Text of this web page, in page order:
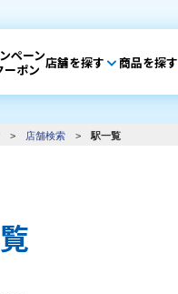
ペーン
ーポン 店舗を探す 商品を探す
> 店舗検索 > 駅一覧